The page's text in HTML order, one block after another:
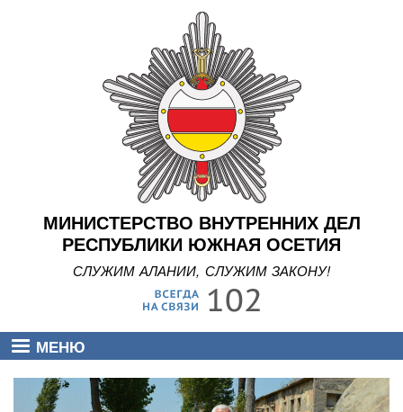
Перейти
к
основному
содержанию
МИНИСТЕРСТВО ВНУТРЕННИХ ДЕЛ
РЕСПУБЛИКИ ЮЖНАЯ ОСЕТИЯ
СЛУЖИМ АЛАНИИ, СЛУЖИМ ЗАКОНУ!
МЕНЮ